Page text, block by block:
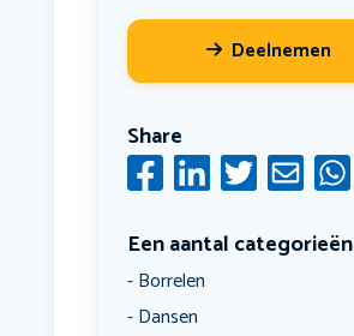
Deelnemen
Share
Een aantal categorieën
Borrelen
Dansen